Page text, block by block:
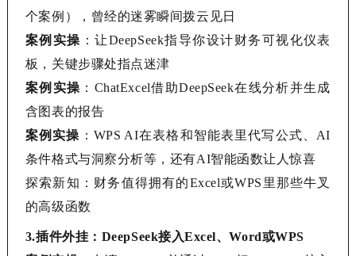
个案例），曾经的迷雾瞬间拨云见日
案例实操 ：让DeepSeek指导你设计财务可视化仪表
板，关键步骤处指点迷津
案例实操 ： ChatExcel借助DeepSeek在线分析并生成
含图表的报告
案例实操 ： WPS AI在表格和智能表里代写公式、AI
条件格式与洞察分析等，还有AI智能函数让人惊喜
探索新知：财务值得拥有的Excel或WPS里那些牛叉
的高级函数
3.插件外挂： DeepSeek接入Excel、Word或WPS